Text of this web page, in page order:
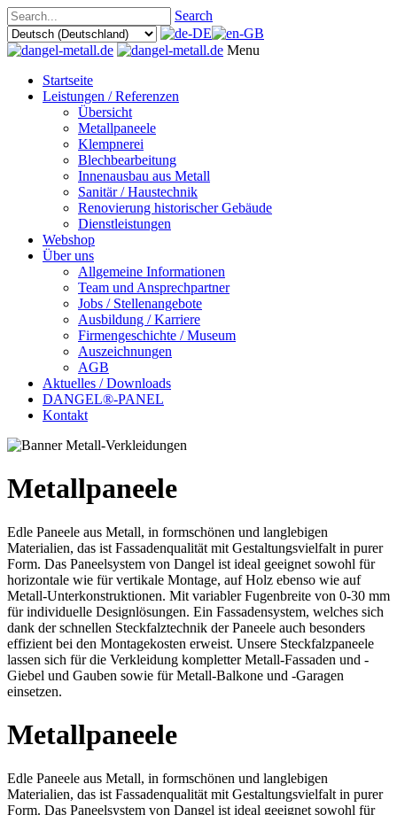
Search
Menu
Startseite
Leistungen / Referenzen
Übersicht
Metallpaneele
Klempnerei
Blechbearbeitung
Innenausbau aus Metall
Sanitär / Haustechnik
Renovierung historischer Gebäude
Dienstleistungen
Webshop
Über uns
Allgemeine Informationen
Team und Ansprechpartner
Jobs / Stellenangebote
Ausbildung / Karriere
Firmengeschichte / Museum
Auszeichnungen
AGB
Aktuelles / Downloads
DANGEL®-PANEL
Kontakt
Metallpaneele
Edle Paneele aus Metall, in formschönen und langlebigen
Materialien, das ist Fassadenqualität mit Gestaltungsvielfalt in purer
Form. Das Paneelsystem von Dangel ist ideal geeignet sowohl für
horizontale wie für vertikale Montage, auf Holz ebenso wie auf
Metall-Unterkonstruktionen. Mit variabler Fugenbreite von 0-30 mm
für individuelle Designlösungen. Ein Fassadensystem, welches sich
dank der schnellen Steckfalztechnik der Paneele auch besonders
effizient bei den Montagekosten erweist. Unsere Steckfalzpaneele
lassen sich für die Verkleidung kompletter Metall-Fassaden und -
Giebel und Gauben sowie für Metall-Balkone und -Garagen
einsetzen.
Metallpaneele
Edle Paneele aus Metall, in formschönen und langlebigen
Materialien, das ist Fassadenqualität mit Gestaltungsvielfalt in purer
Form. Das Paneelsystem von Dangel ist ideal geeignet sowohl für